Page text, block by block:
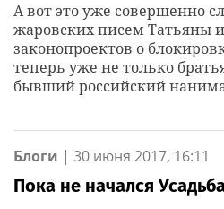
А вот это уже совершенно
жаровских писем Татьяны
законопроектов о
теперь уже не только
бывший российский
Блоги | 30 июня 2017, 16:11
Пока не начался